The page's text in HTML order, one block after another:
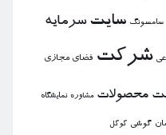
سامسونگ سایت سرمایه
شركت فضای مجازی
محصولات مشاوره نمایشگاه
گوشی گوگل